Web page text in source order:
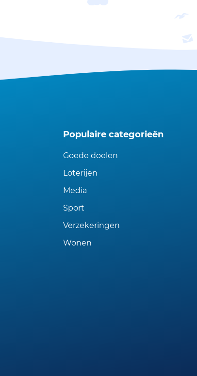
Populaire categorieën
Goede doelen
Loterijen
Media
Sport
Verzekeringen
Wonen